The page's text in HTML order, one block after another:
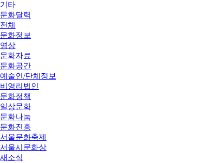
기타
문화달력
전체
문화정보
영상
문화자료
문화공간
예술인/단체정보
비영리법인
문화정책
일상문화
문화나눔
문화진흥
서울문화축제
서울시문화상
새소식